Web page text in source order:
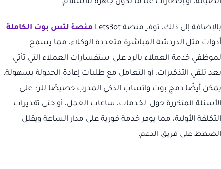
الصيانة، أو إخطارات عندما تكون جاهزة للاستلام.
بالإضافة إلى ذلك، توفر منصة LetsBot
منصة لتس بوت الكاملة
أدوات مثل الدردشة المباشرة متعددة الوكلاء، مما يسمح
لموظفي خدمة العملاء بالرد على استفسارات العملاء التي تأتي
بعد تلقي التذكيرات، أو التعامل مع طلبات إعادة الجدولة بسهولة.
يمكن أيضًا دمج بوت واتساب الذكي المدرب خصيصًا للرد على
الأسئلة المتكررة حول الخدمات، ساعات العمل، أو حتى تقديرات
التكلفة الأولية، مما يوفر خدمة فورية على مدار الساعة ويقلل
الضغط على فريق الدعم.